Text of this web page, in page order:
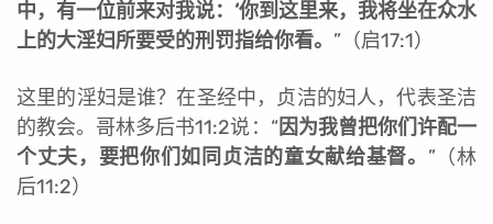
中，有一位前来对我说：‘你到这里来，我将坐在众水
上的大淫妇所要受的刑罚指给你看。 ”（启17:1）
这里的淫妇是谁？在圣经中，贞洁的妇人，代表圣洁
的教会。哥林多后书11:2说：“因为我曾把你们许配一
个丈夫，要把你们如同贞洁的童女献给基督。 ”（林
后11:2）